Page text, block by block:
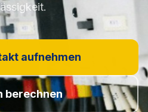
aufnehmen
berechnen